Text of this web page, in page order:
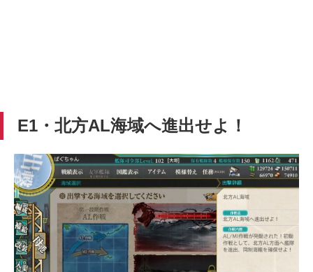
E1・北方AL海域へ進出せよ！